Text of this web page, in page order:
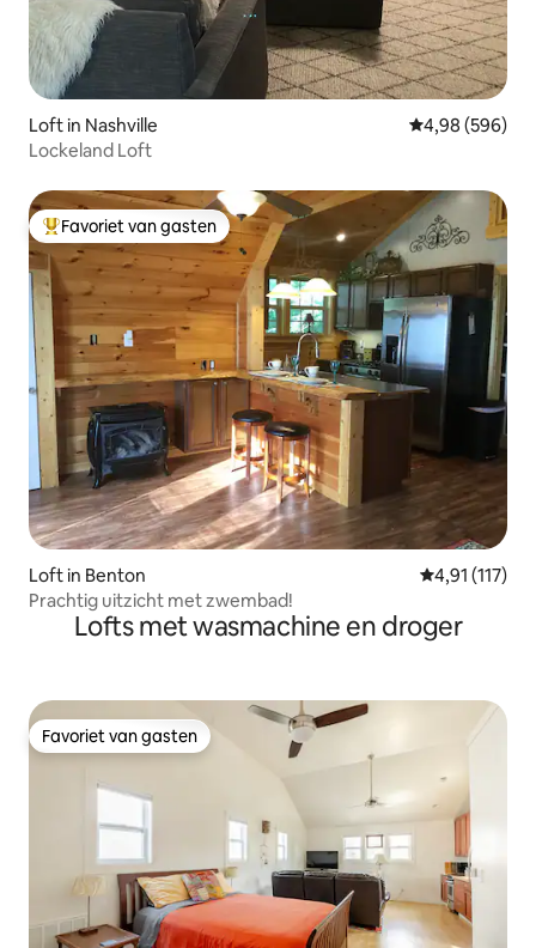
Loft in Nashville Gemiddelde
4,98 (596)
Lockeland Loft
Topfavoriet van gasten
Favoriet van gasten
Loft in Benton Gemiddelde
4,91 (117)
Prachtig uitzicht met zwembad!
Lofts met wasmachine en droger
Favoriet van gasten
Favoriet van gasten